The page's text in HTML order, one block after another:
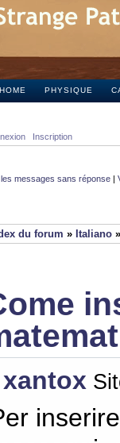
HOME PHYSIQUE
Inscription
les messages sans réponse |
du forum » Italiano »
xantox